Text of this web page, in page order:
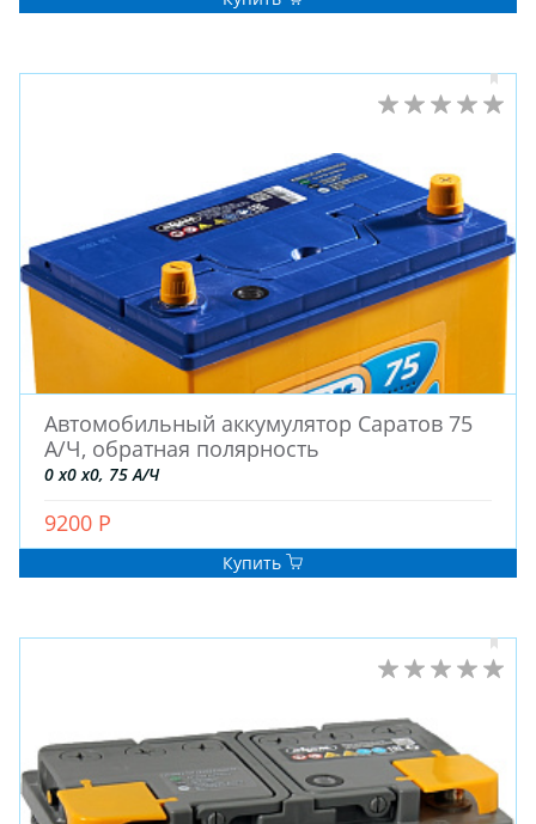
ШИНЫ
ДИСКИ
АККУМУЛЯТОРЫ
Автомобильный аккумулятор Саратов 75
А/Ч, обратная полярность
0 x0 x0, 75 А/Ч
9200 Р
Купить